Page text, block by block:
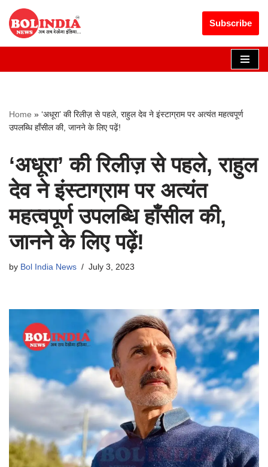
Skip
to
Subscribe
Home » ‘अधूरा’ की रिलीज़ से पहले, राहुल देव ने इंस्टाग्राम पर अत्‍यंत महत्वपूर्ण
उपलब्धि हाँसील की, जानने के लिए पढ़ें!
‘अधूरा’ की रिलीज़ से पहले, राहुल
देव ने इंस्टाग्राम पर अत्‍यंत
महत्वपूर्ण उपलब्धि हाँसील की,
जानने के लिए पढ़ें!
by Bol India News July 3, 2023
Get 30% off your first purchase Got it!